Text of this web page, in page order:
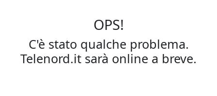
OPS!
C'è stato qualche problema.
Telenord.it sarà online a breve.